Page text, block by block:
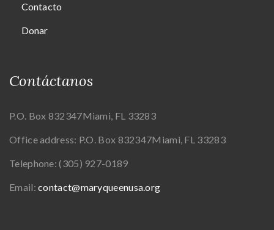
Contacto
Donar
Contáctanos
P.O. Box 832347Miami, FL 33283
Office address: P.O. Box 832347Miami, FL 33283
Telephone: (305) 927-0189
Email: contact@maryqueenusa.org